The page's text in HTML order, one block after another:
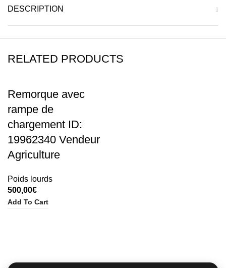
DESCRIPTION
RELATED PRODUCTS
Remorque avec
rampe de
chargement ID:
19962340 Vendeur
Agriculture
Poids lourds
500,00€
Add To Cart